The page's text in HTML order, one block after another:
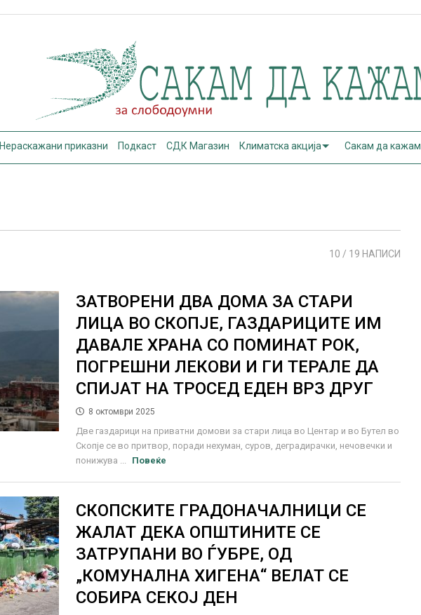
Нераскажани приказни Подкаст СДК Магазин Климатска акција Сакам да кажам
10 / 19 НАПИСИ
ЗАТВОРЕНИ ДВА ДОМА ЗА СТАРИ
ЛИЦА ВО СКОПЈЕ, ГАЗДАРИЦИТЕ ИМ
ДАВАЛЕ ХРАНА СО ПОМИНАТ РОК,
ПОГРЕШНИ ЛЕКОВИ И ГИ ТЕРАЛЕ ДА
СПИЈАТ НА ТРОСЕД ЕДЕН ВРЗ ДРУГ
8 октомври 2025
Две газдарици на приватни домови за стари лица во Центар и во Бутел во
Скопје се во притвор, поради нехуман, суров, деградирачки, нечовечки и
понижува ...
Повеќе
СКОПСКИТЕ ГРАДОНАЧАЛНИЦИ СЕ
ЖАЛАТ ДЕКА ОПШТИНИТЕ СЕ
ЗАТРУПАНИ ВО ЃУБРЕ, ОД
„КОМУНАЛНА ХИГЕНА“ ВЕЛАТ СЕ
СОБИРА СЕКОЈ ДЕН